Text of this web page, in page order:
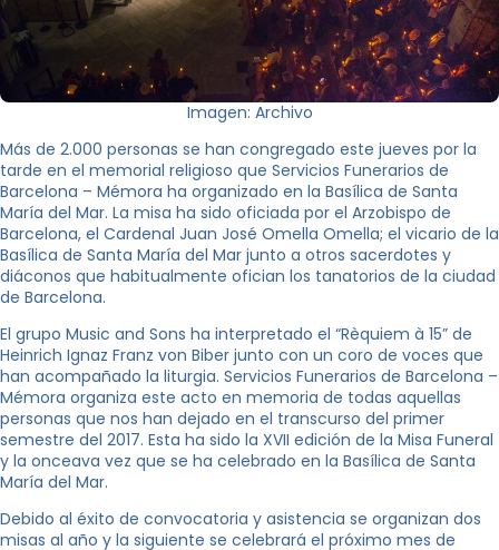
Imagen: Archivo
Más de 2.000 personas se han congregado este jueves por la
tarde en el memorial religioso que Servicios Funerarios de
Barcelona – Mémora ha organizado en la Basílica de Santa
María del Mar. La misa ha sido oficiada por el Arzobispo de
Barcelona, el Cardenal Juan José Omella Omella; el vicario de la
Basílica de Santa María del Mar junto a otros sacerdotes y
diáconos que habitualmente ofician los tanatorios de la ciudad
de Barcelona.
El grupo Music and Sons ha interpretado el “Rèquiem à 15” de
Heinrich Ignaz Franz von Biber junto con un coro de voces que
han acompañado la liturgia. Servicios Funerarios de Barcelona –
Mémora organiza este acto en memoria de todas aquellas
personas que nos han dejado en el transcurso del primer
semestre del 2017. Esta ha sido la XVII edición de la Misa Funeral
y la onceava vez que se ha celebrado en la Basílica de Santa
María del Mar.
Debido al éxito de convocatoria y asistencia se organizan dos
misas al año y la siguiente se celebrará el próximo mes de